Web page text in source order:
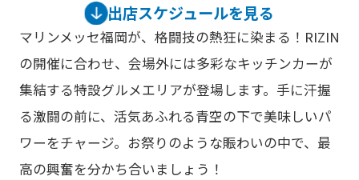
出店スケジュールを見る
マリンメッセ福岡が、格闘技の熱狂に染まる！RIZIN
の開催に合わせ、会場外には多彩なキッチンカーが
集結する特設グルメエリアが登場します。手に汗握
る激闘の前に、活気あふれる青空の下で美味しいパ
ワーをチャージ。お祭りのような賑わいの中で、最
高の興奮を分かち合いましょう！